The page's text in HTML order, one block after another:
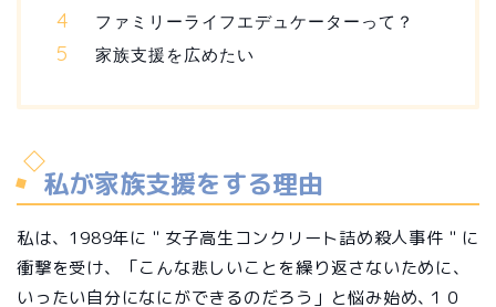
ファミリーライフエデュケーターって？
家族支援を広めたい
私が家族支援をする理由
私は、1989年に＂女子高生コンクリート詰め殺人事件＂に
衝撃を受け、「こんな悲しいことを繰り返さないために、
いったい自分になにができるのだろう」と悩み始め､１０